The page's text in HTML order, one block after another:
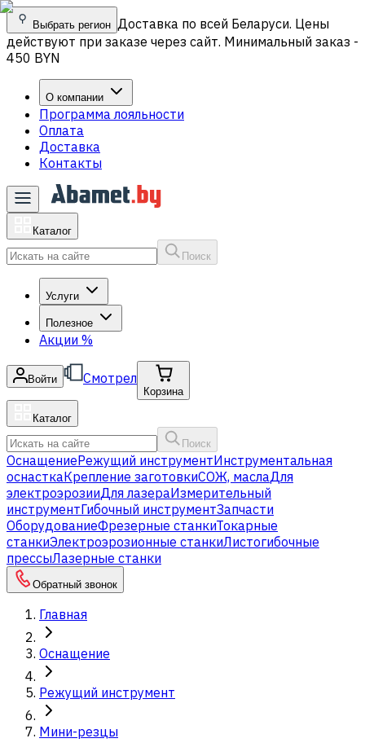
Выбрать регион Доставка по всей Беларуси. Цены
действуют при заказе через сайт. Минимальный заказ -
450 BYN
О компании
Программа лояльности
Оплата
Доставка
Контакты
Каталог
Поиск
Услуги
Полезное
Акции %
Войти Смотрел
Корзина
Каталог
Поиск
ОснащениеРежущий инструментИнструментальная
оснасткаКрепление заготовкиСОЖ, маслаДля
электроэрозииДля лазераИзмерительный
инструментГибочный инструментЗапчасти
ОборудованиеФрезерные станкиТокарные
станкиЭлектроэрозионные станкиЛистогибочные
прессыЛазерные станки
Обратный звонок
Главная
Оснащение
Режущий инструмент
Мини-резцы